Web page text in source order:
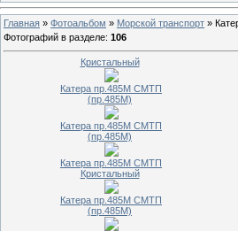
Главная » Фотоальбом » Морской транспорт »
Фотографий в разделе: 106
Кристальный
Катера пр.485М СМТП
(пр.485М)
Катера пр.485М СМТП
(пр.485М)
Катера пр.485М СМТП
Кристальный
Катера пр.485М СМТП
(пр.485М)